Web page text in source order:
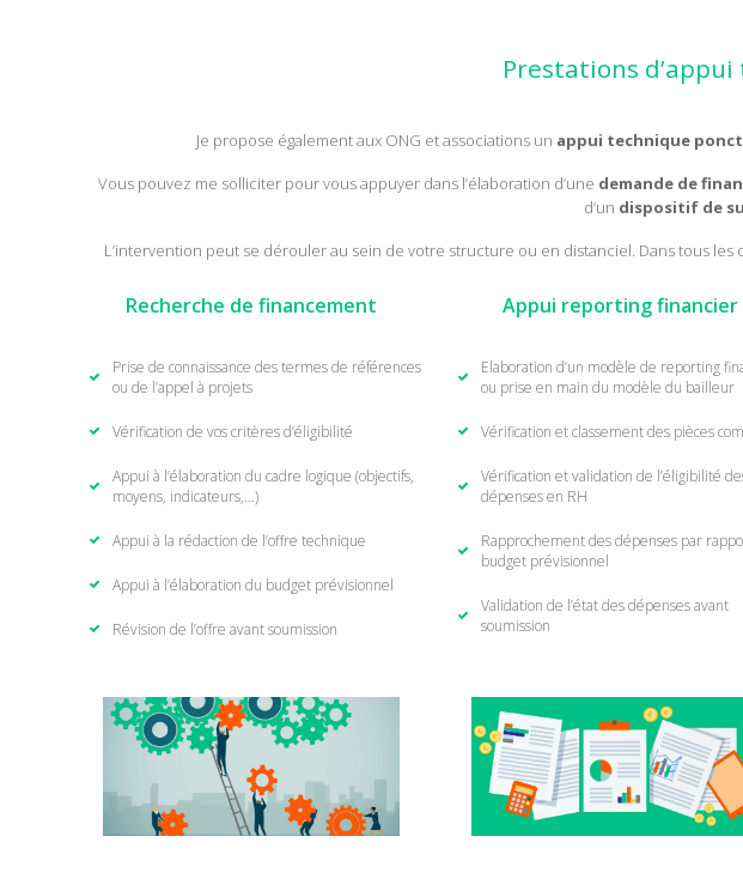
Prestations
Je propose également aux ONG et associations un appui technique
Vous pouvez me solliciter pour vous appuyer dans l’élaboration d’une demande de
d’un dispositif de
L’intervention peut se dérouler au sein de votre structure ou en distanciel. Dans tous
Recherche de financement
Prise de connaissance des termes de références
ou de l’appel à projets
Vérification de vos critères d’éligibilité
Appui à l’élaboration du cadre logique (objectifs,
moyens, indicateurs,…)
Appui à la rédaction de l’offre technique
Appui à l’élaboration du budget prévisionnel
Révision de l’offre avant soumission
Appui reporting financier
Elaboration d’un modèle de reporting
ou prise en main du modèle du bailleur
Vérification et classement des pièces
Vérification et validation de l’éligibilité
dépenses en RH
Rapprochement des dépenses par
budget prévisionnel
Validation de l’état des dépenses avant
soumission